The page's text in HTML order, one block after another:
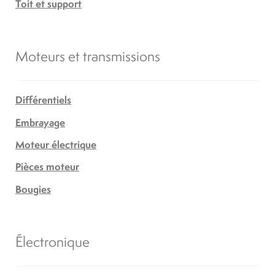
Toit et support
Moteurs et transmissions
Différentiels
Embrayage
Moteur électrique
Pièces moteur
Bougies
Électronique